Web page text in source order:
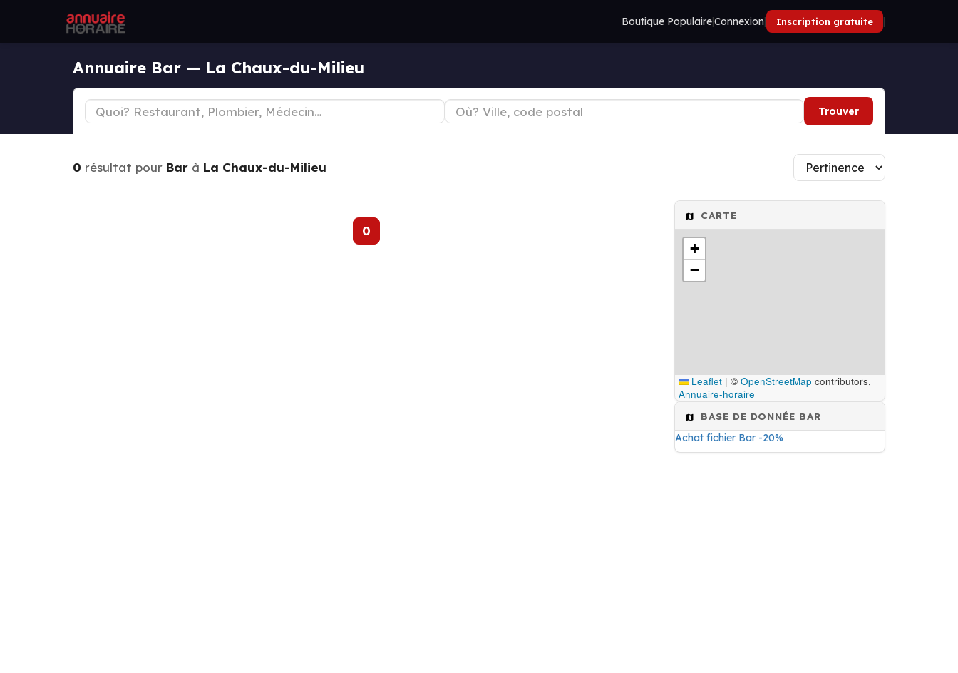
Boutique Populaire|Connexion| Inscription gratuite |
Annuaire Bar — La Chaux-du-Milieu
Trouver
0 résultat pour Bar à La Chaux-du-Milieu
0
CARTE
+
−
Leaflet | © OpenStreetMap contributors,
Annuaire-horaire
BASE DE DONNÉE BAR
Achat fichier Bar -20%